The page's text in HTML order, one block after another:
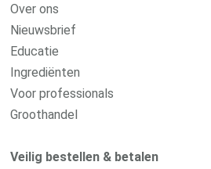
Over ons
Nieuwsbrief
Educatie
Ingrediënten
Voor professionals
Groothandel
Veilig bestellen & betalen